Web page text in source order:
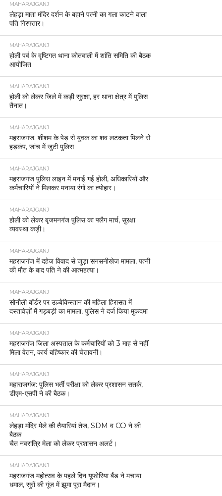
MAHARAJGANJ
लेहड़ा माता मंदिर दर्शन के बहाने पत्नी का गला काटने वाला
पति गिरफ्तार।
MAHARAJGANJ
होली पर्व के दृष्टिगत थाना कोतवाली में शांति समिति की बैठक
आयोजित
MAHARAJGANJ
होली को लेकर जिले में कड़ी सुरक्षा, हर थाना क्षेत्र में पुलिस
तैनात।
MAHARAJGANJ
महराजगंज: शीशम के पेड़ से युवक का शव लटकता मिलने से
हड़कंप, जांच में जुटी पुलिस
MAHARAJGANJ
महराजगंज पुलिस लाइन में मनाई गई होली, अधिकारियों और
कर्मचारियों ने मिलकर मनाया रंगों का त्योहार।
MAHARAJGANJ
होली को लेकर बृजमनगंज पुलिस का फ्लैग मार्च, सुरक्षा
व्यवस्था कड़ी।
MAHARAJGANJ
महराजगंज में दहेज विवाद से जुड़ा सनसनीखेज मामला, पत्नी
की मौत के बाद पति ने की आत्महत्या।
MAHARAJGANJ
सोनौली बॉर्डर पर उज़्बेकिस्तान की महिला हिरासत में
दस्तावेज़ों में गड़बड़ी का मामला, पुलिस ने दर्ज किया मुकदमा
MAHARAJGANJ
महराजगंज जिला अस्पताल के कर्मचारियों को 3 माह से नहीं
मिला वेतन, कार्य बहिष्कार की चेतावनी।
MAHARAJGANJ
महाराजगंज: पुलिस भर्ती परीक्षा को लेकर प्रशासन सतर्क,
डीएम-एसपी ने की बैठक।
MAHARAJGANJ
लेहड़ा मंदिर मेले की तैयारियां तेज, SDM व CO ने की
बैठक
चैत नवरात्रि मेला को लेकर प्रशासन अलर्ट।
MAHARAJGANJ
महराजगंज महोत्सव के पहले दिन यूफोरिया बैंड ने मचाया
धमाल, सुरों की गूंज में झूमा पूरा मैदान।